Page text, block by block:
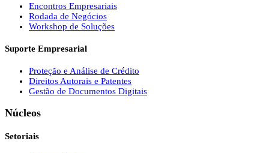
Encontros Empresariais
Rodada de Negócios
Workshop de Soluções
Suporte Empresarial
Proteção e Análise de Crédito
Direitos Autorais e Patentes
Gestão de Documentos Digitais
Núcleos
Setoriais